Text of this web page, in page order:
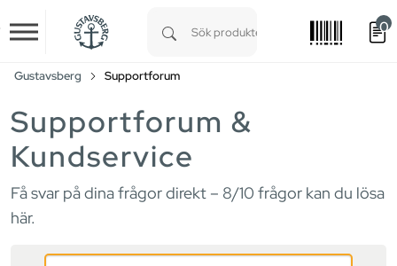
Skip to main content
0
Gustavsberg Supportforum
Supportforum &
Kundservice
Få svar på dina frågor direkt – 8/10 frågor kan du lösa
här.